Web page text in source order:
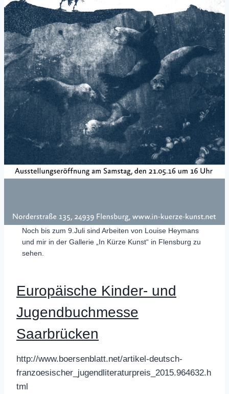
Noch bis zum 9.Juli sind Arbeiten von Louise Heymans
und mir in der Gallerie „In Kürze Kunst“ in Flensburg zu
sehen.
Europäische Kinder- und
Jugendbuchmesse
Saarbrücken
http://www.boersenblatt.net/artikel-deutsch-
franzoesischer_jugendliteraturpreis_2015.964632.h
tml